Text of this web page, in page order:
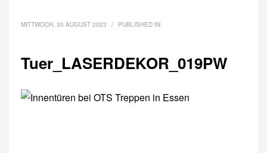
MITTWOCH, 30 AUGUST 2023 / PUBLISHED IN
Tuer_LASERDEKOR_019PW